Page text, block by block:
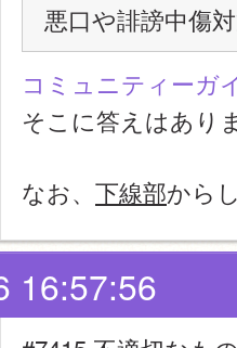
悪口や誹謗中傷
コミュニティーガ
そこに答えはあり
なお、 下線部から
16:57:56